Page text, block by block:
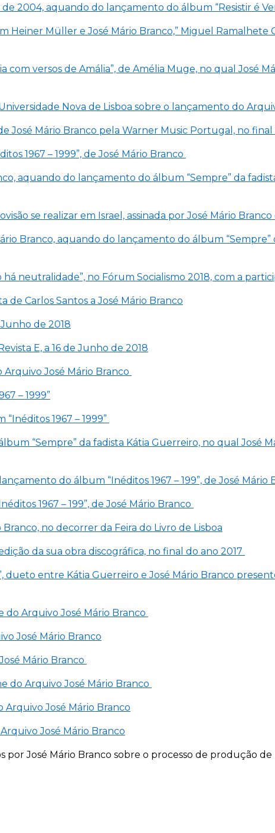
2004, aquando do lançamento do álbum “Resistir é
Heiner Müller e José Mário Branco,” Miguel
versos de Amália”, de Amélia Muge, no qual José
Nova de Lisboa sobre o lançamento do
José Mário Branco pela Warner Music Portugal, no final
1967 – 1999”, de José Mário Branco
aquando do lançamento do álbum “Sempre” da
se realizar em Israel, assinada por José Mário
Branco, aquando do lançamento do álbum
neutralidade”, no Fórum Socialismo 2018, com a
de Carlos Santos a José Mário Branco
de 2018
E, a 16 de Junho de 2018
José Mário Branco
– 1999”
1967 – 1999”
“Sempre” da fadista Kátia Guerreiro, no qual
do álbum “Inéditos 1967 – 199”, de José Mário
1967 – 199”, de José Mário Branco
no decorrer da Feira do Livro de Lisboa
da sua obra discográfica, no final do ano 2017
dueto entre Kátia Guerreiro e José Mário Branco
do Arquivo José Mário Branco
José Mário Branco
Mário Branco
do Arquivo José Mário Branco
José Mário Branco
José Mário Branco
por José Mário Branco sobre o processo de produção